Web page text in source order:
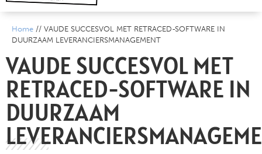
Home // VAUDE SUCCESVOL MET RETRACED-SOFTWARE IN
DUURZAAM LEVERANCIERSMANAGEMENT
VAUDE SUCCESVOL MET
RETRACED-SOFTWARE IN
DUURZAAM